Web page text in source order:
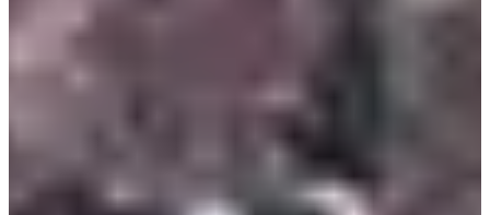
Địa chỉ: 31, Jungmungwangwang-ro110beon-gil,
Seogwipo-si, Jeju-do (제주특별자치도 서귀포시 중문관
광로110번길 31)